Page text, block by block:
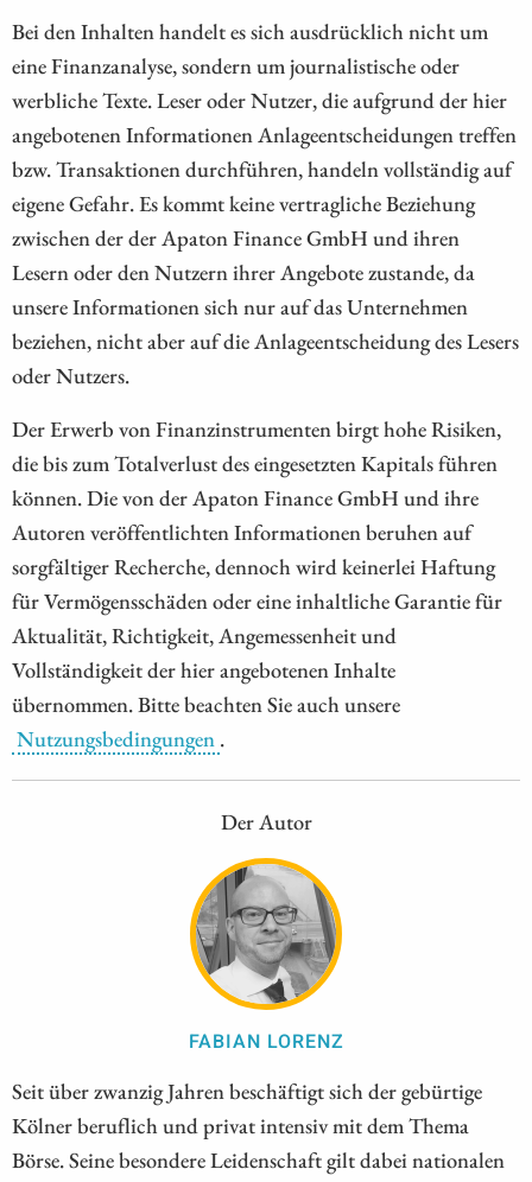
Bei den Inhalten handelt es sich ausdrücklich nicht um
eine Finanzanalyse, sondern um journalistische oder
werbliche Texte. Leser oder Nutzer, die aufgrund der hier
angebotenen Informationen Anlageentscheidungen treffen
bzw. Transaktionen durchführen, handeln vollständig auf
eigene Gefahr. Es kommt keine vertragliche Beziehung
zwischen der der Apaton Finance GmbH und ihren
Lesern oder den Nutzern ihrer Angebote zustande, da
unsere Informationen sich nur auf das Unternehmen
beziehen, nicht aber auf die Anlageentscheidung des Lesers
oder Nutzers.
Der Erwerb von Finanzinstrumenten birgt hohe Risiken,
die bis zum Totalverlust des eingesetzten Kapitals führen
können. Die von der Apaton Finance GmbH und ihre
Autoren veröffentlichten Informationen beruhen auf
sorgfältiger Recherche, dennoch wird keinerlei Haftung
für Vermögensschäden oder eine inhaltliche Garantie für
Aktualität, Richtigkeit, Angemessenheit und
Vollständigkeit der hier angebotenen Inhalte
übernommen. Bitte beachten Sie auch unsere
Nutzungsbedingungen .
Der Autor
FABIAN LORENZ
Seit über zwanzig Jahren beschäftigt sich der gebürtige
Kölner beruflich und privat intensiv mit dem Thema
Börse. Seine besondere Leidenschaft gilt dabei nationalen